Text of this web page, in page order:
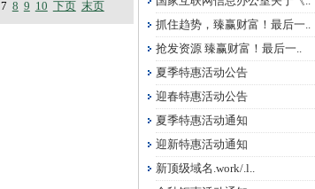
7 8 9 10 下页 末页
抓住趋势，臻赢财富！最后一..
抢发资源 臻赢财富！最后一..
夏季特惠活动公告
迎春特惠活动公告
夏季特惠活动通知
迎新特惠活动通知
新顶级域名.work/.l..